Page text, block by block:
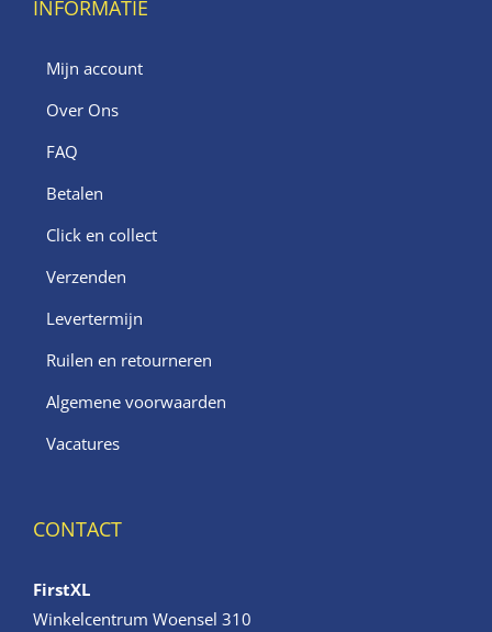
INFORMATIE
Mijn account
Over Ons
FAQ
Betalen
Click en collect
Verzenden
Levertermijn
Ruilen en retourneren
Algemene voorwaarden
Vacatures
CONTACT
FirstXL
Winkelcentrum Woensel 310